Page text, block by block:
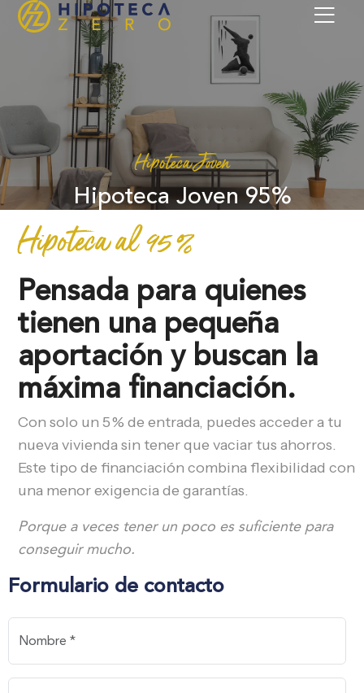
Hipoteca Joven
Hipoteca Joven 95%
Hipoteca al 95 %
Pensada para quienes
tienen una pequeña
aportación y buscan la
máxima financiación.
Con solo un 5 % de entrada, puedes acceder a tu
nueva vivienda sin tener que vaciar tus ahorros.
Este tipo de financiación combina flexibilidad con
una menor exigencia de garantías.
Porque a veces tener un poco es suficiente para
conseguir mucho.
Formulario de contacto